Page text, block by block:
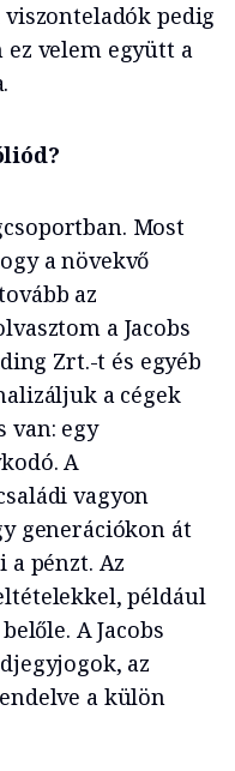
pedig
velem együtt a
Most
a növekvő
az
a Jacobs
Zrt.-t és egyéb
a cégek
van: egy
A
vagyon
generációkon át
pénzt. Az
például
A Jacobs
az
a külön